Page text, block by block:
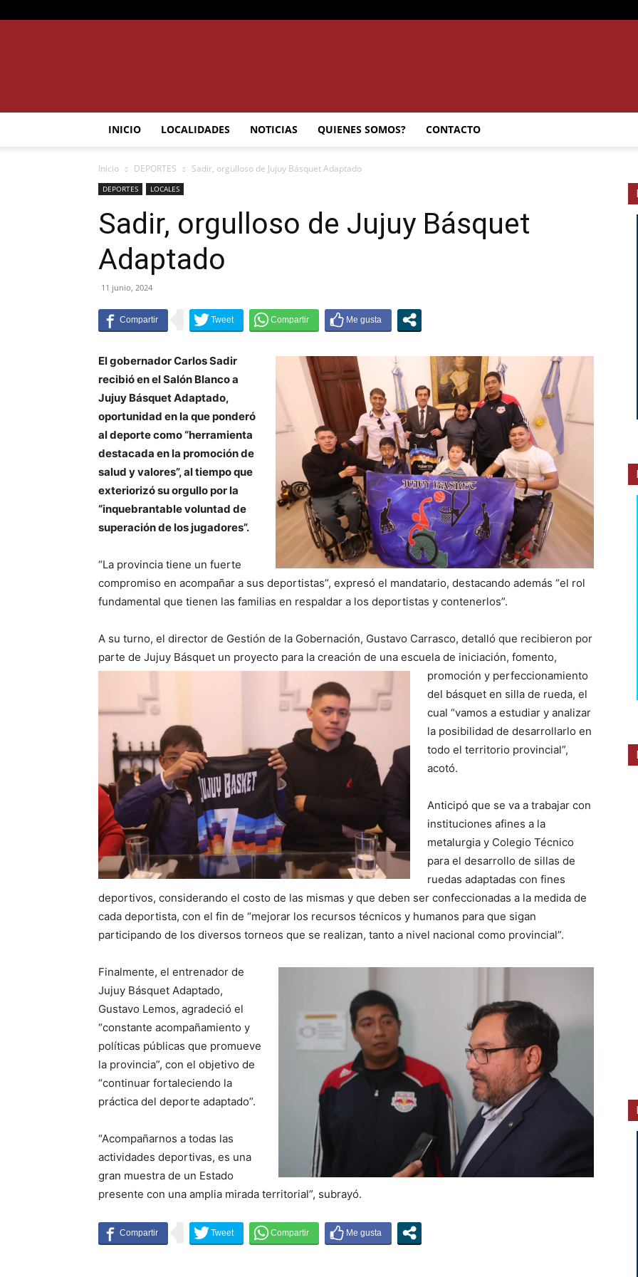
SEMANARIO
INICIO LOCALIDADES NOTICIAS QUIENES SOMOS? CONTACTO
Inicio DEPORTES Sadir, orgulloso de Jujuy Básquet Adaptado
DEPORTES LOCALES
Sadir, orgulloso de Jujuy Básquet
Adaptado
11 junio, 2024
El gobernador Carlos Sadir
recibió en el Salón Blanco a
Jujuy Básquet Adaptado,
oportunidad en la que ponderó
al deporte como “herramienta
destacada en la promoción de
salud y valores”, al tiempo que
exteriorizó su orgullo por la
“inquebrantable voluntad de
superación de los jugadores”.
“La provincia tiene un fuerte
compromiso en acompañar a sus deportistas”, expresó el mandatario, destacando además “el rol
fundamental que tienen las familias en respaldar a los deportistas y contenerlos”.
A su turno, el director de Gestión de la Gobernación, Gustavo Carrasco, detalló que recibieron por
parte de Jujuy Básquet un proyecto para la creación de una escuela de iniciación, fomento,
promoción y perfeccionamiento
del básquet en silla de rueda, el
cual “vamos a estudiar y analizar
la posibilidad de desarrollarlo en
todo el territorio provincial”,
acotó.
Anticipó que se va a trabajar con
instituciones afines a la
metalurgia y Colegio Técnico
para el desarrollo de sillas de
ruedas adaptadas con fines
deportivos, considerando el costo de las mismas y que deben ser confeccionadas a la medida de
cada deportista, con el fin de “mejorar los recursos técnicos y humanos para que sigan
participando de los diversos torneos que se realizan, tanto a nivel nacional como provincial”.
Finalmente, el entrenador de
Jujuy Básquet Adaptado,
Gustavo Lemos, agradeció el
“constante acompañamiento y
políticas públicas que promueve
la provincia”, con el objetivo de
“continuar fortaleciendo la
práctica del deporte adaptado”.
“Acompañarnos a todas las
actividades deportivas, es una
gran muestra de un Estado
presente con una amplia mirada territorial”, subrayó.